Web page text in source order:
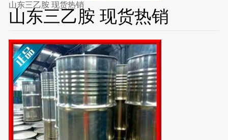
山东三乙胺 现货热销
山东三乙胺 现货热销